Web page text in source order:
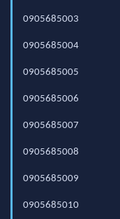
0905685003
0905685004
0905685005
0905685006
0905685007
0905685008
0905685009
0905685010